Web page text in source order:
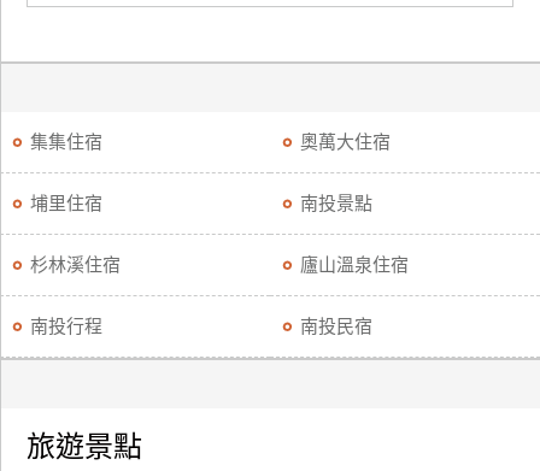
集集住宿 奧萬大住宿
埔里住宿 南投景點
杉林溪住宿 廬山溫泉住宿
南投行程 南投民宿
旅遊景點